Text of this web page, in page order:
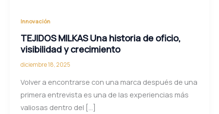
Innovación
TEJIDOS MILKAS Una historia de oficio,
visibilidad y crecimiento
diciembre 18, 2025
Volver a encontrarse con una marca después de una
primera entrevista es una de las experiencias más
valiosas dentro del […]